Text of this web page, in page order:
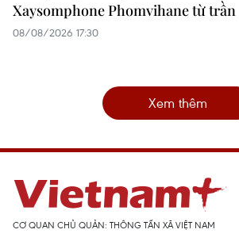
Xaysomphone Phomvihane từ trần
08/08/2026 17:30
Xem thêm
CƠ QUAN CHỦ QUẢN: THÔNG TẤN XÃ VIỆT NAM